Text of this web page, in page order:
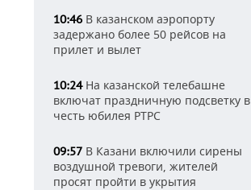
10:46 В казанском аэропорту
задержано более 50 рейсов на
прилет и вылет
10:24На казанской телебашне
включат праздничную подсветку в
честь юбилея РТРС
09:57 В Казани включили сирены
воздушной тревоги, жителей
просят пройти в укрытия